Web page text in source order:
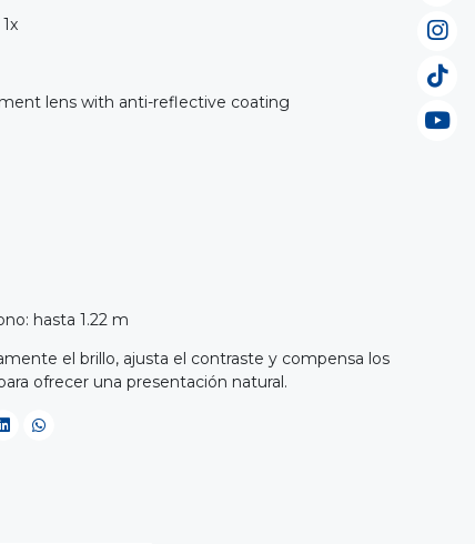
lens with anti-reflective coating
hasta 1.22 m
el brillo, ajusta el contraste y compensa los
ofrecer una presentación natural.